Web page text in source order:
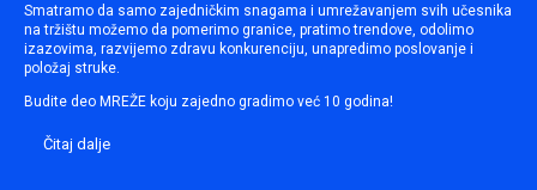
Smatramo da samo zajedničkim snagama i umrežavanjem svih učesnika
na tržištu možemo da pomerimo granice, pratimo trendove, odolimo
izazovima, razvijemo zdravu konkurenciju, unapredimo poslovanje i
položaj struke.
Budite deo MREŽE koju zajedno gradimo već 10 godina!
Čitaj dalje